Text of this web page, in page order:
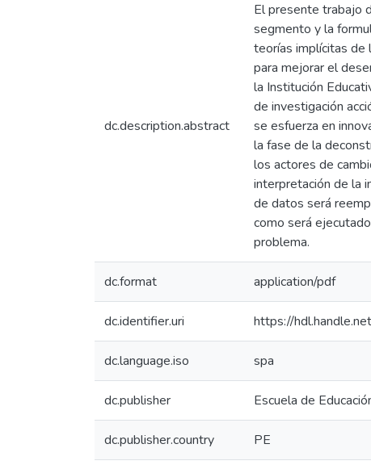
dc.description.abstract
El presente trabajo
segmento y la
teorías implícitas de
para mejorar el
la Institución
de investigación
se esfuerza en
la fase de la
los actores de
interpretación de la
de datos será
como será
problema.
dc.format application/pdf
dc.identifier.uri https://
dc.language.iso spa
dc.publisher Escuela de
dc.publisher.country PE